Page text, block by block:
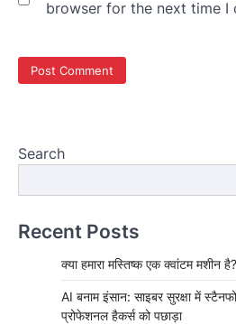
browser for the next time I
Search
Recent Posts
क्या हमारा मस्तिष्क एक क्वांटम मशीन है?
AI बनाम इंसान: साइबर सुरक्षा में
प्रोफेशनल हैकर्स को पछाड़ा